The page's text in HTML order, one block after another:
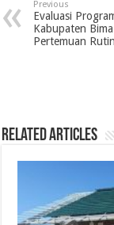
Previous
Evaluasi
Kabupaten
Pertemuan Rutin
Related Articles